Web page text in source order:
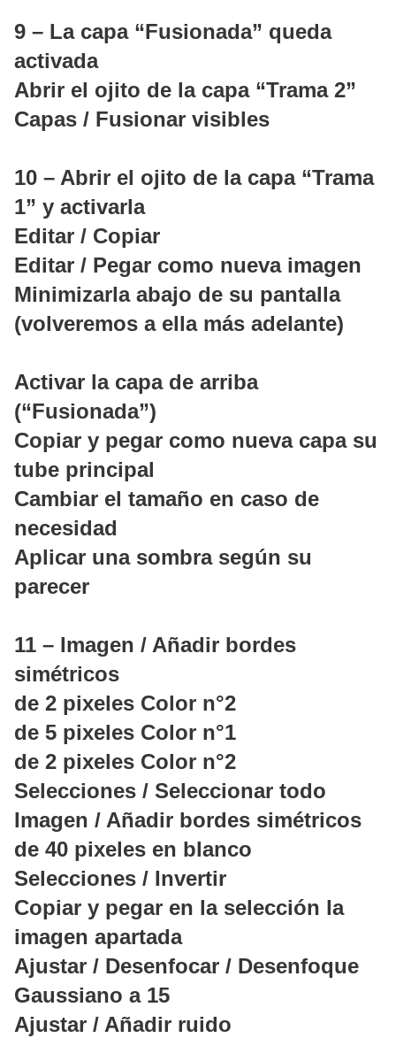
9 – La capa “Fusionada” queda
activada
Abrir el ojito de la capa “Trama 2”
Capas / Fusionar visibles
10 – Abrir el ojito de la capa “Trama
1” y activarla
Editar / Copiar
Editar / Pegar como nueva imagen
Minimizarla abajo de su pantalla
(volveremos a ella más adelante)
Activar la capa de arriba
(“Fusionada”)
Copiar y pegar como nueva capa su
tube principal
Cambiar el tamaño en caso de
necesidad
Aplicar una sombra según su
parecer
11 – Imagen / Añadir bordes
simétricos
de 2 pixeles Color n°2
de 5 pixeles Color n°1
de 2 pixeles Color n°2
Selecciones / Seleccionar todo
Imagen / Añadir bordes simétricos
de 40 pixeles en blanco
Selecciones / Invertir
Copiar y pegar en la selección la
imagen apartada
Ajustar / Desenfocar / Desenfoque
Gaussiano a 15
Ajustar / Añadir ruido